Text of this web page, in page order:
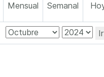
Mensual Semanal